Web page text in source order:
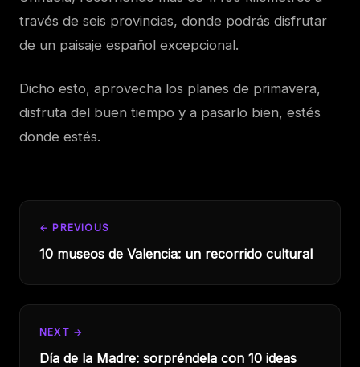
través de seis provincias, donde podrás disfrutar
de un paisaje español excepcional.
Dicho esto, aprovecha los planes de primavera,
disfruta del buen tiempo y a pasarlo bien, estés
donde estés.
← PREVIOUS
10 museos de Valencia: un recorrido cultural
NEXT →
Día de la Madre: sorpréndela con 10 ideas